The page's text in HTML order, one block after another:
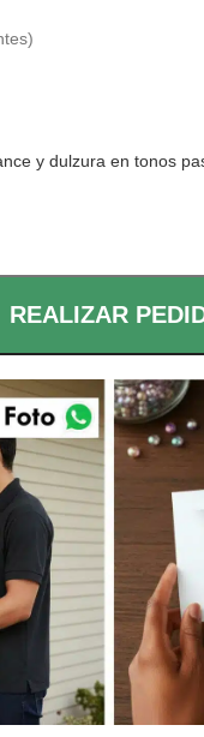
y dulzura en tonos
REALIZAR